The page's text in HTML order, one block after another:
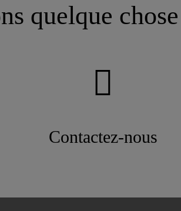
quelque
Contactez-nous